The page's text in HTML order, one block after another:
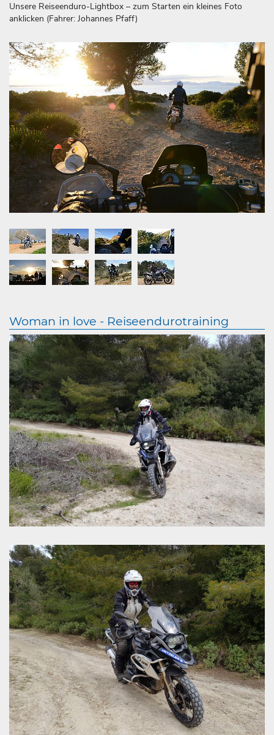
Unsere Reiseenduro-Lightbox – zum Starten ein kleines Foto
anklicken (Fahrer: Johannes Pfaff)
Woman in love - Reiseendurotraining